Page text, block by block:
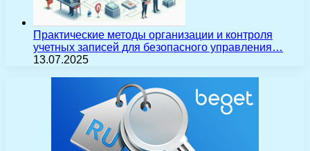
Практические методы организации и контроля
учетных записей для безопасного управления…
13.07.2025